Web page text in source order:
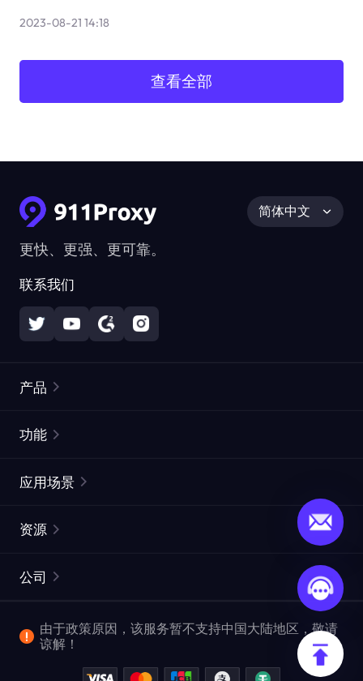
2023-08-21 14:18
查看全部
更快、更强、更可靠。
联系我们
简体中文
产品
静态住宅代理
网页抓取 API
视频下载 API
功能
ISP代理
ProxySite
应用场景
市场研究
爬行和索引
查看全部使用场景
资源
常见问题解答
位置
公司
企业服务
反洗钱合规计划
由于政策原因，该服务暂不支持中国大陆地区，敬请
谅解！